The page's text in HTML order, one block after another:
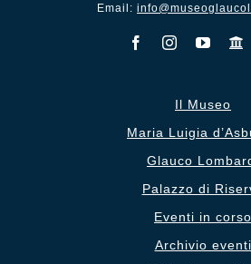
Email:
Il Museo
Maria Luigia
Glauco
Palazzo di
Eventi in corso
Archivio eventi